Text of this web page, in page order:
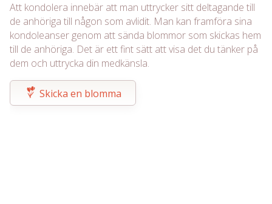
Att kondolera innebär att man uttrycker sitt deltagande till
de anhöriga till någon som avlidit. Man kan framföra sina
kondoleanser genom att sända blommor som skickas hem
till de anhöriga. Det är ett fint sätt att visa det du tänker på
dem och uttrycka din medkänsla.
Skicka en blomma